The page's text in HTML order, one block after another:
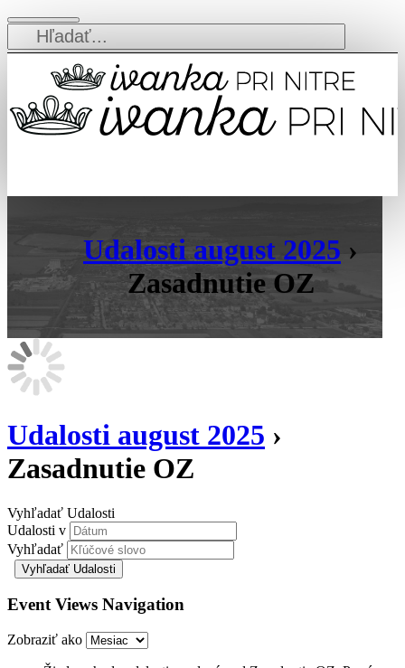
Udalosti august 2025 ›
Zasadnutie OZ
Udalosti august 2025 ›
Zasadnutie OZ
Vyhľadať Udalosti
Udalosti v
Vyhľadať
Event Views Navigation
Zobraziť ako